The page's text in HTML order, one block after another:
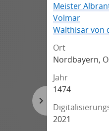
Meister
Volmar
Walthisar von
Ort
Nordbayern,
Jahr
1474
2021